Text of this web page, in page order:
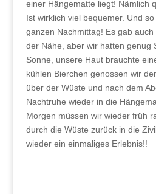
einer Hängematte liegt! Nämlich
Ist wirklich viel bequemer. Und
ganzen Nachmittag! Es gab
der Nähe, aber wir hatten genug
Sonne, unsere Haut brauchte
kühlen Bierchen genossen wir
über der Wüste und nach dem
Nachtruhe wieder in die
Morgen müssen wir wieder früh
durch die Wüste zurück in die
wieder ein einmaliges Erlebnis!!